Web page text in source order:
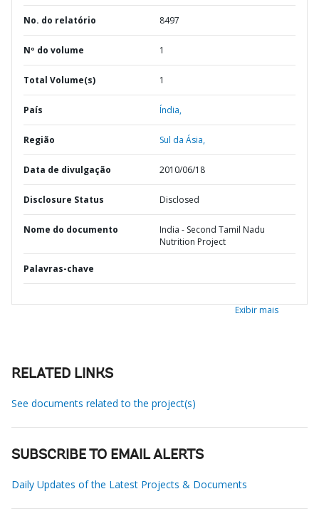
No. do relatório 8497
Nº do volume 1
Total Volume(s) 1
País Índia,
Região Sul da Ásia,
Data de divulgação 2010/06/18
Disclosure Status Disclosed
Nome do documento
India - Second Tamil Nadu
Nutrition Project
Palavras-chave
Exibir mais
RELATED LINKS
See documents related to the project(s)
SUBSCRIBE TO EMAIL ALERTS
Daily Updates of the Latest Projects & Documents